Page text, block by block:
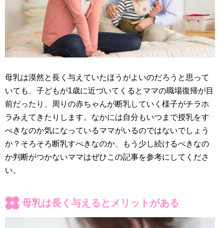
母乳は漠然と長く与えていたほうがよいのだろうと思って
いても、子どもが1歳に近づいてくるとママの職場復帰が目
前だったり、周りの赤ちゃんが断乳していく様子がチラホ
ラみえてきたりします。なかには自分もいつまで授乳をす
べきなのか気になっているママがいるのではないでしょう
か？そろそろ断乳すべきなのか、もう少し続けるべきなの
か判断がつかないママはぜひこの記事を参考にしてくださ
い。
母乳は長く与えるとメリットがある